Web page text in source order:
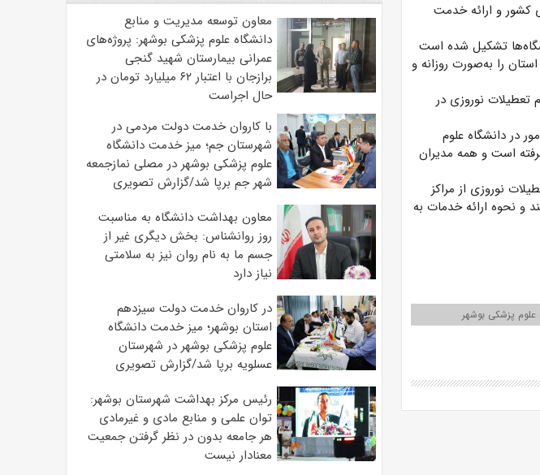
کشور و ارائه خدمت
تشکیل شده است
را به‌صورت روزانه و
تعطیلات نوروزی در
در دانشگاه علوم
است و همه مدیران
نوروزی از مراکز
و نحوه ارائه خدمات به
علوم پزشکی بوشهر
معاون توسعه مدیریت و منابع
دانشگاه علوم پزشکی بوشهر: پروژه‌های
عمرانی بیمارستان شهید گنجی
برازجان با اعتبار ۶۲ میلیارد تومان در
حال اجراست
با کاروان خدمت دولت مردمی در
شهرستان جم؛ میز خدمت دانشگاه
علوم پزشکی بوشهر در مصلی نمازجمعه
شهر جم برپا شد/گزارش تصویری
معاون بهداشت دانشگاه به مناسبت
روز روانشناس: بخش دیگری غیر از
جسم ما به نام روان نیز به سلامتی
نیاز دارد
در کاروان خدمت دولت سیزدهم
استان بوشهر؛ میز خدمت دانشگاه
علوم پزشکی بوشهر در شهرستان
عسلویه برپا شد/گزارش تصویری
رئیس مرکز بهداشت شهرستان بوشهر:
توان علمی و منابع مادی و غیرمادی
هر جامعه بدون در نظر گرفتن جمعیت
معنادار نیست